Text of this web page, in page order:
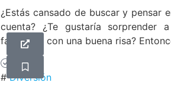
¿Estás cansado de buscar y pensar
cuenta? ¿Te gustaría sorprender
familiares con una buena risa?
Gratis
#Diversión